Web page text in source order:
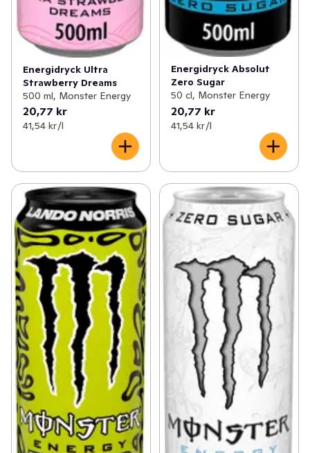
Energidryck Ultra
Strawberry Dreams
500 ml, Monster Energy
20,77 kr
41,54 kr /l
Energidryck Absolut
Zero Sugar
50 cl, Monster Energy
20,77 kr
41,54 kr /l